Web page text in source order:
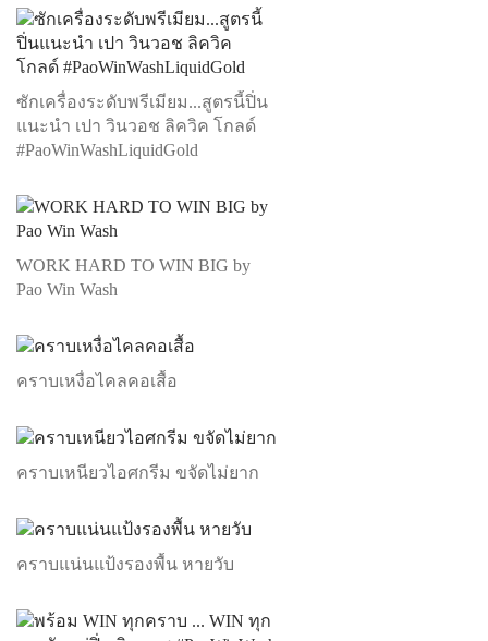
ซักเครื่องระดับพรีเมียม...สูตรนี้ปิ่น
แนะนำ เปา วินวอช ลิควิค โกลด์
#PaoWinWashLiquidGold
WORK HARD TO WIN BIG by
Pao Win Wash
คราบเหงื่อไคลคอเสื้อ
คราบเหนียวไอศกรีม ขจัดไม่ยาก
คราบแน่นแป้งรองพื้น หายวับ